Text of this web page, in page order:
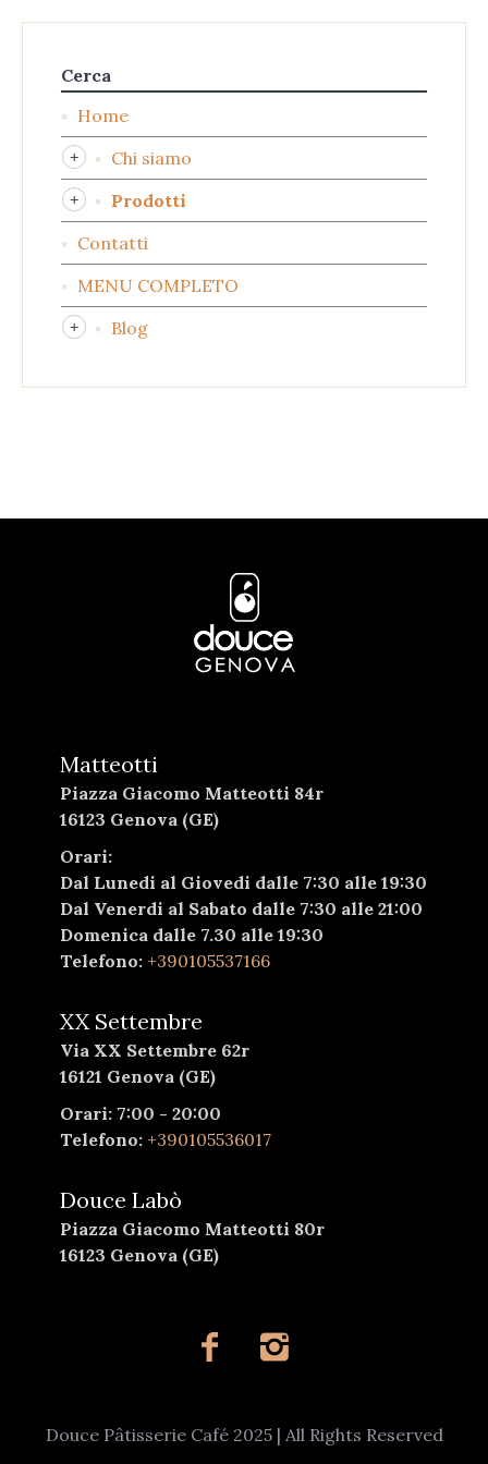
Cerca
Home
Chi siamo
Prodotti
Contatti
MENU COMPLETO
Blog
Matteotti
Piazza Giacomo Matteotti 84r
16123 Genova (GE)
Orari:
Dal Lunedi al Giovedi dalle 7:30 alle 19:30
Dal Venerdi al Sabato dalle 7:30 alle 21:00
Domenica dalle 7.30 alle 19:30
Telefono: +390105537166
XX Settembre
Via XX Settembre 62r
16121 Genova (GE)
Orari: 7:00 - 20:00
Telefono: +390105536017
Douce Labò
Piazza Giacomo Matteotti 80r
16123 Genova (GE)
Douce Pâtisserie Café 2025 | All Rights Reserved